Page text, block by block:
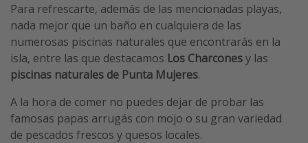
Para refrescarte, además de las mencionadas playas,
nada mejor que un baño en cualquiera de las
numerosas piscinas naturales que encontrarás en la
isla, entre las que destacamos Los Charconesy las
piscinas naturales de Punta Mujeres.
A la hora de comer no puedes dejar de probar las
famosas papas arrugás con mojo o su gran variedad
de pescados frescos y quesos locales.